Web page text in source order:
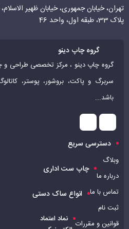
تهران، خیابان جمهوری، خیابان ظهیر
پلاک 33، طبقه اول، واحد 46
گروه چاپ دینو
گروه چاپ دینو ، مرکز تخصصی طراحی و
سربرگ و پاکت، بروشور، پوستر،
باشد...
دسترسی سریع
وبلاگ
درباره ما
تماس با ما
ثبت نام
قوانین و مقررات
چاپ ست اداری
انواع ساک دستی
نماد اعتماد